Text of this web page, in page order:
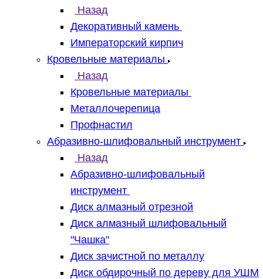
Назад
Декоративный камень
Императорский кирпич
Кровельные материалы
Назад
Кровельные материалы
Металлочерепица
Профнастил
Абразивно-шлифовальный инструмент
Назад
Абразивно-шлифовальный
инструмент
Диск алмазный отрезной
Диск алмазный шлифовальный
"Чашка"
Диск зачистной по металлу
Диск обдирочный по дереву для УШМ